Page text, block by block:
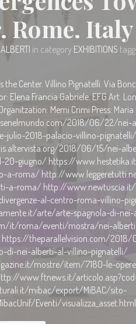
Rome. Italy
in category EXHIBITIONS
the Center. Villino Pignatelli. Via
Elena Francia Gabriele. EFG Art.
Memi Crimi Press:
2018/06/22/nei-
julio-2018-palacio-villino-pignatelli/
2018/06/15/nei-
giugno/ https://
a-roma/ http://
a-roma/ http://
al-centro-roma-villino-
arte/arte-spagnola-di-
it/roma/eventi/mostra/nei-
https://theparallelvision.com/
di-nei-alberti-al-villino-pignatelli/
mostre/item/7180-le-
www.ftnews.it/
mibac/export/MiBAC/sito-
Eventi/